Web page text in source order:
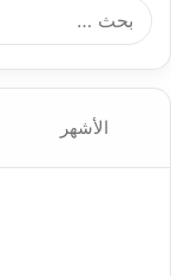
الأشهر